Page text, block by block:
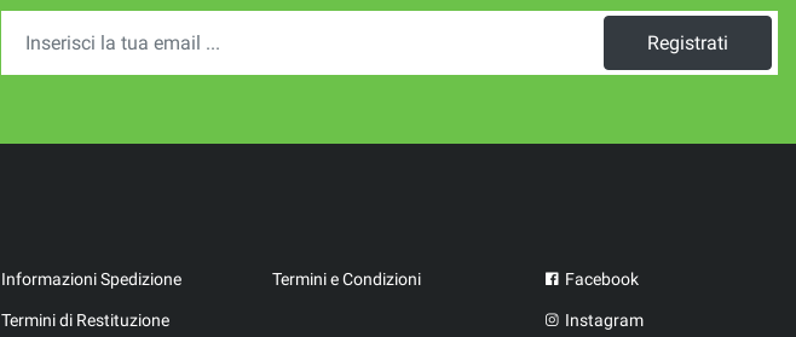
Registrati
Informazioni Spedizione
Termini di Restituzione
Termini e Condizioni Facebook
Instagram